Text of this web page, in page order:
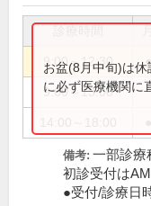
9:00～12:30 ●
9:00～13:00
お盆(8月中旬)は
に必ず医療機関に
備考: 一部診療
初診受付は
●受付/診療日